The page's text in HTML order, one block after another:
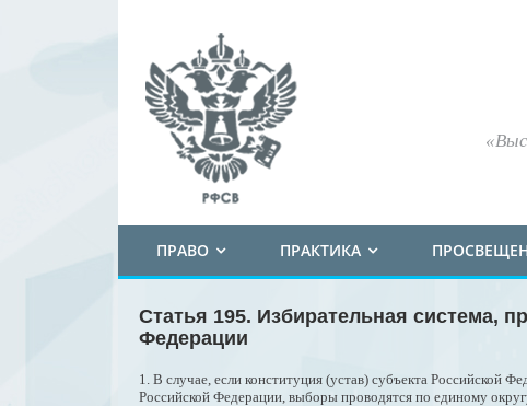
ПРАВО ПРАКТИКА
Статья 195. Избирательная система,
Федерации
1. В случае, если конституция (устав) субъекта Российской
Российской Федерации, выборы проводятся по единому